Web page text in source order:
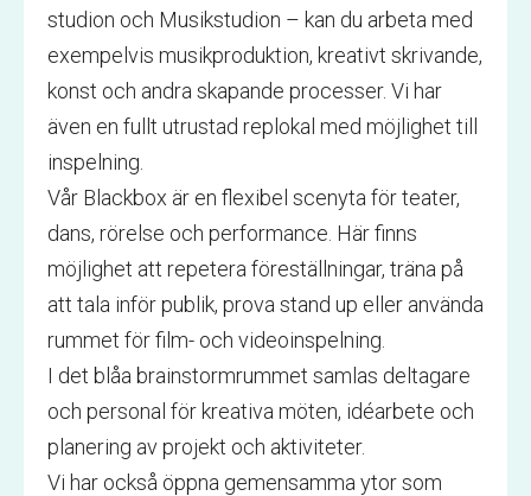
studion och Musikstudion – kan du arbeta med
exempelvis musikproduktion, kreativt skrivande,
konst och andra skapande processer. Vi har
även en fullt utrustad replokal med möjlighet till
inspelning.
Vår Blackbox är en flexibel scenyta för teater,
dans, rörelse och performance. Här finns
möjlighet att repetera föreställningar, träna på
att tala inför publik, prova stand up eller använda
rummet för film- och videoinspelning.
I det blåa brainstormrummet samlas deltagare
och personal för kreativa möten, idéarbete och
planering av projekt och aktiviteter.
Vi har också öppna gemensamma ytor som